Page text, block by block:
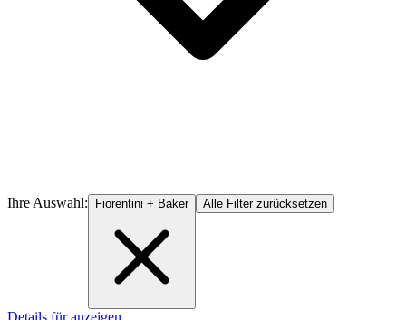
Ihre Auswahl: Fiorentini + Baker Alle Filter zurücksetzen
Details für anzeigen